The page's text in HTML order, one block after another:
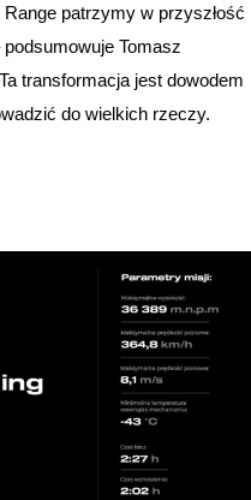
patrzymy w przyszłość
Tomasz
transformacja jest dowodem
do wielkich rzeczy.